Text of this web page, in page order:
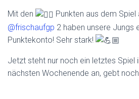
Mit den
Punkten aus dem
@frischaufgp 2 haben unsere Jungs
Punktekonto! Sehr stark!
Jetzt steht nur noch ein letztes Spiel
nächsten Wochenende an, gebt